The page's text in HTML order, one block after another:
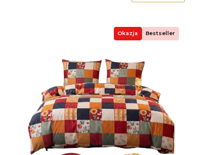
Okazja Bestseller